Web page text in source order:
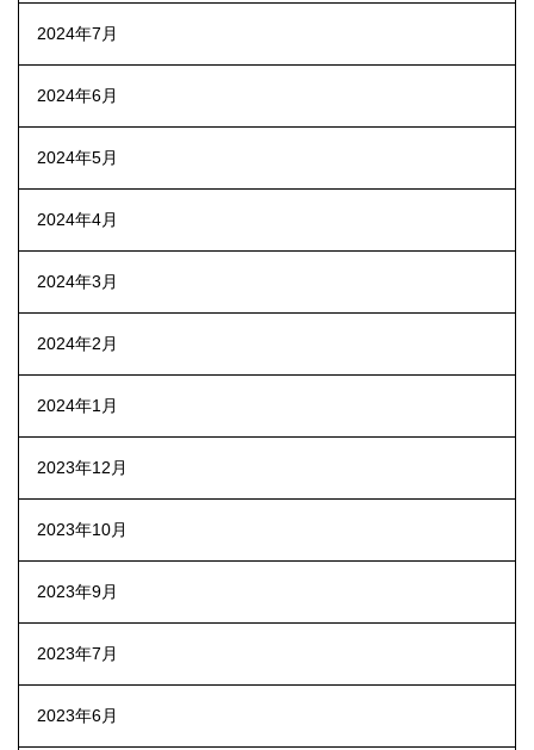
2024年7月
2024年6月
2024年5月
2024年4月
2024年3月
2024年2月
2024年1月
2023年12月
2023年10月
2023年9月
2023年7月
2023年6月